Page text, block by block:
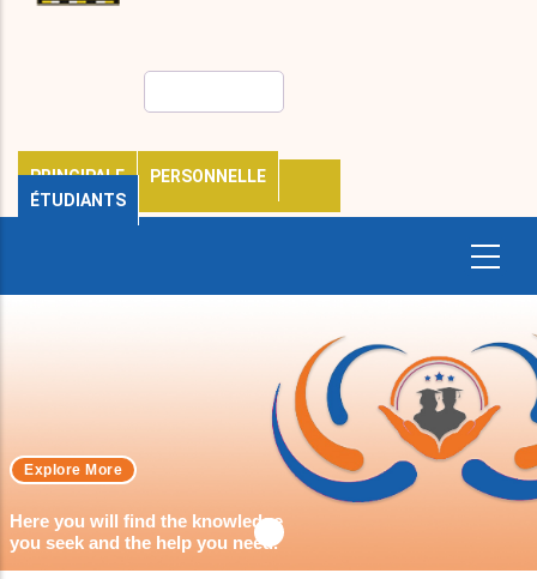
PRINCIPALE
PERSONNELLE
ÉTUDIANTS
Here you will find the knowledge
you seek and the help you need.
Explore More